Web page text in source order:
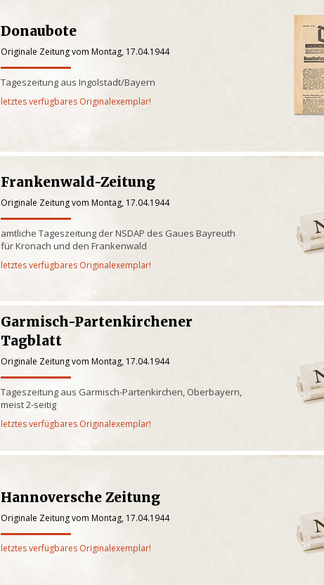
Donaubote
Originale Zeitung vom Montag, 17.04.1944
Tageszeitung aus Ingolstadt/Bayern
letztes verfügbares Originalexemplar!
Frankenwald-Zeitung
Originale Zeitung vom Montag, 17.04.1944
amtliche Tageszeitung der NSDAP des Gaues Bayreuth
für Kronach und den Frankenwald
letztes verfügbares Originalexemplar!
Garmisch-Partenkirchener
Tagblatt
Originale Zeitung vom Montag, 17.04.1944
Tageszeitung aus Garmisch-Partenkirchen, Oberbayern,
meist 2-seitig
letztes verfügbares Originalexemplar!
Hannoversche Zeitung
Originale Zeitung vom Montag, 17.04.1944
letztes verfügbares Originalexemplar!